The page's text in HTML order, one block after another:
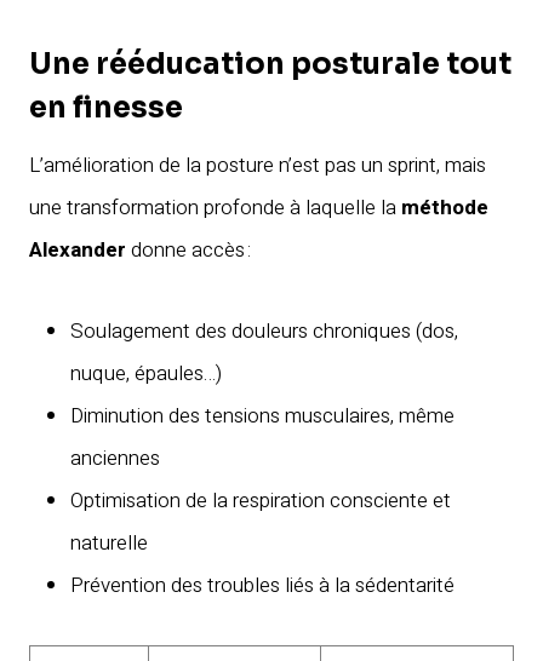
Une rééducation posturale tout
en finesse
L’amélioration de la posture n’est pas un sprint, mais
une transformation profonde à laquelle la méthode
Alexander donne accès :
Soulagement des douleurs chroniques (dos,
nuque, épaules…)
Diminution des tensions musculaires, même
anciennes
Optimisation de la respiration consciente et
naturelle
Prévention des troubles liés à la sédentarité